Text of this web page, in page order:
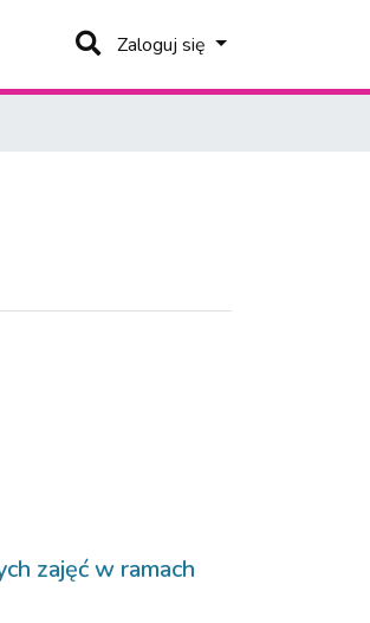
Zaloguj się
zajęć w ramach